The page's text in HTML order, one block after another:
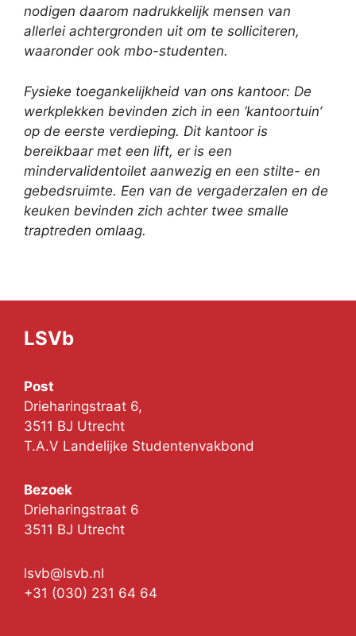
nodigen daarom nadrukkelijk mensen van
allerlei achtergronden uit om te solliciteren,
waaronder ook mbo-studenten.
Fysieke toegankelijkheid van ons kantoor: De
werkplekken bevinden zich in een ‘kantoortuin’
op de eerste verdieping. Dit kantoor is
bereikbaar met een lift, er is een
mindervalidentoilet aanwezig en een stilte- en
gebedsruimte. Een van de vergaderzalen en de
keuken bevinden zich achter twee smalle
traptreden omlaag.
LSVb
Post
Drieharingstraat 6,
3511 BJ Utrecht
T.A.V Landelijke Studentenvakbond
Bezoek
Drieharingstraat 6
3511 BJ Utrecht
lsvb@lsvb.nl
+31 (030) 231 64 64